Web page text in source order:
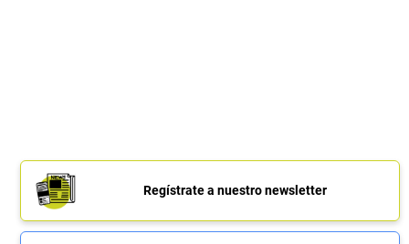
Regístrate a nuestro newsletter